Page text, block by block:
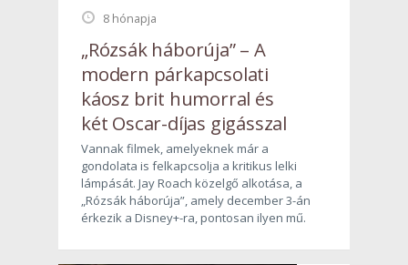
8 hónapja
„Rózsák háborúja” – A
modern párkapcsolati
káosz brit humorral és
két Oscar-díjas gigásszal
Vannak filmek, amelyeknek már a
gondolata is felkapcsolja a kritikus lelki
lámpását. Jay Roach közelgő alkotása, a
„Rózsák háborúja”, amely december 3-án
érkezik a Disney+-ra, pontosan ilyen mű.